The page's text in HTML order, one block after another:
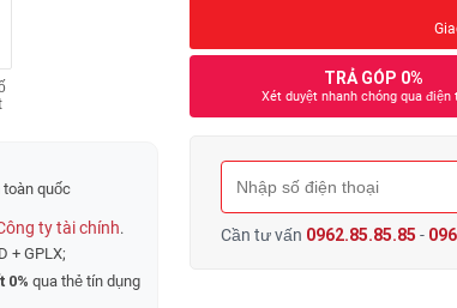
toàn quốc
ty tài chính.
+ GPLX;
0% qua thẻ tín dụng
TRẢ GÓP 0%
Xét duyệt nhanh chóng qua điện
Cần tư vấn 0962.85.85.85 -